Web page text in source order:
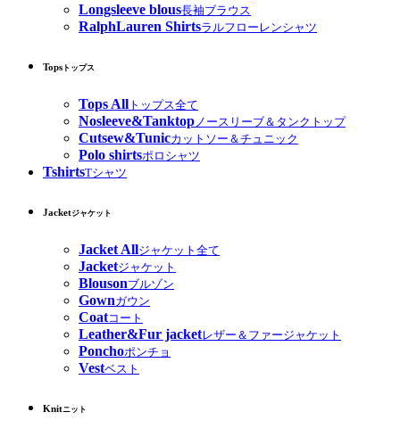
Longsleeve blous長袖ブラウス
RalphLauren Shirtsラルフローレンシャツ
Tops トップス
Tops All トップス全て
Nosleeve&Tanktopノースリーブ＆タンクトップ
Cutsew&Tunicカットソー＆チュニック
Polo shirtsポロシャツ
TshirtsTシャツ
Jacketジャケット
Jacket Allジャケット全て
Jacketジャケット
Blousonブルゾン
Gownガウン
Coatコート
Leather&Fur jacketレザー＆ファージャケット
Ponchoポンチョ
Vestベスト
Knitニット